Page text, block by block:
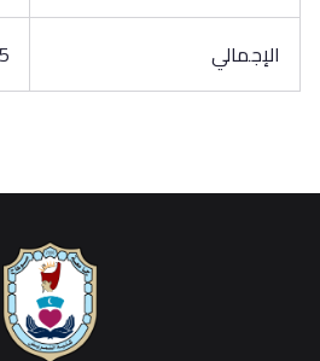
الإجمالي